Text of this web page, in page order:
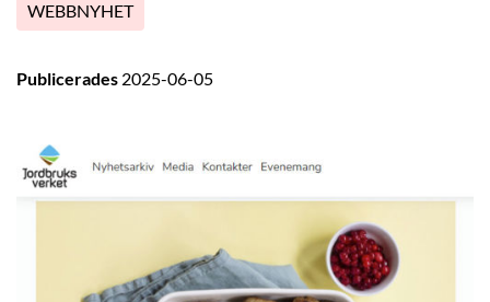
WEBBNYHET
Publicerades 2025-06-05